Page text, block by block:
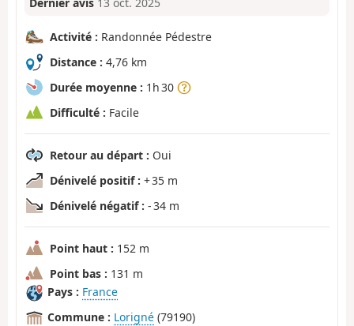
Activité : Randonnée Pédestre
Distance : 4,76 km
Durée moyenne : 1h 30
Difficulté : Facile
Retour au départ : Oui
Dénivelé positif : + 35 m
Dénivelé négatif : - 34 m
Point haut : 152 m
Point bas : 131 m
Pays : France
Commune : Lorigné (79190)